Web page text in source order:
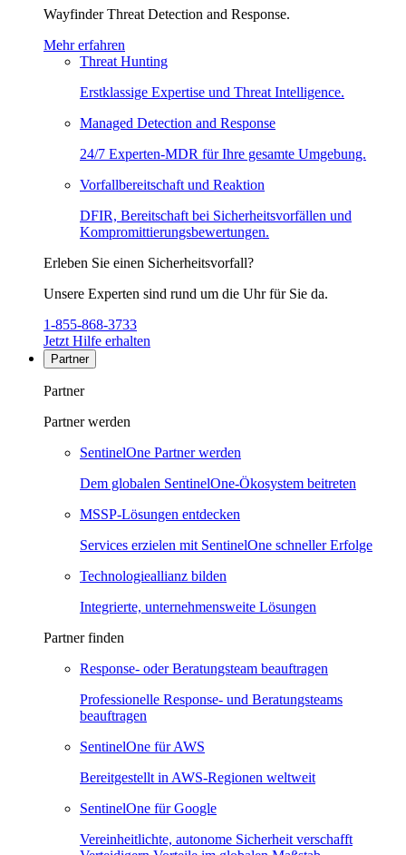
Wayfinder Threat Detection and Response.
Mehr erfahren
Threat Hunting
Erstklassige Expertise und Threat Intelligence.
Managed Detection and Response
24/7 Experten-MDR für Ihre gesamte Umgebung.
Vorfallbereitschaft und Reaktion
DFIR, Bereitschaft bei Sicherheitsvorfällen und
Kompromittierungsbewertungen.
Erleben Sie einen Sicherheitsvorfall?
Unsere Experten sind rund um die Uhr für Sie da.
1-855-868-3733
Jetzt Hilfe erhalten
Partner
Partner
Partner werden
SentinelOne Partner werden
Dem globalen SentinelOne-Ökosystem beitreten
MSSP-Lösungen entdecken
Services erzielen mit SentinelOne schneller Erfolge
Technologieallianz bilden
Integrierte, unternehmensweite Lösungen
Partner finden
Response- oder Beratungsteam beauftragen
Professionelle Response- und Beratungsteams
beauftragen
SentinelOne für AWS
Bereitgestellt in AWS-Regionen weltweit
SentinelOne für Google
Vereinheitlichte, autonome Sicherheit verschafft